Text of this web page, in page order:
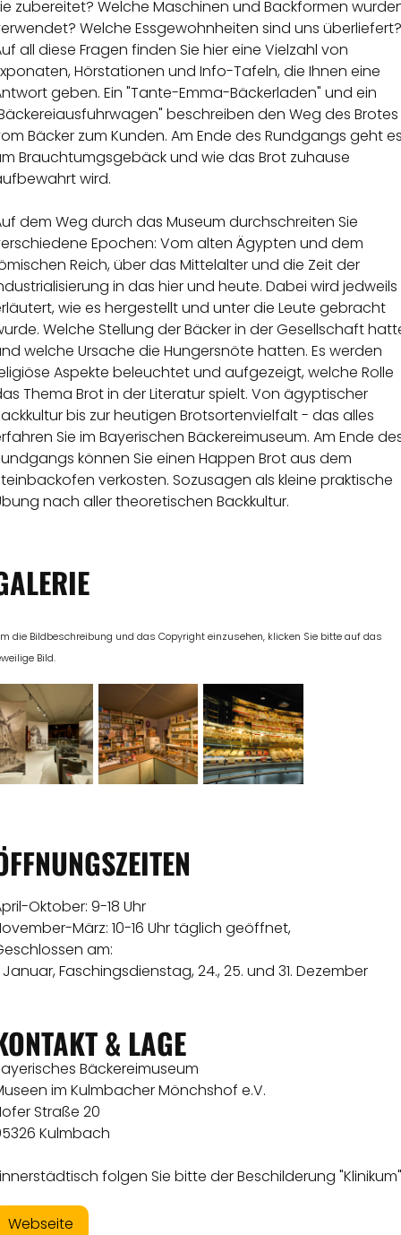
zubereitet? Welche Maschinen und Backformen
Welche Essgewohnheiten sind uns überliefert?
all diese Fragen finden Sie hier eine Vielzahl von
Hörstationen und Info-Tafeln, die Ihnen eine
geben. Ein "Tante-Emma-Bäckerladen" und ein
beschreiben den Weg des Brotes
Bäcker zum Kunden. Am Ende des Rundgangs geht
Brauchtumgsgebäck und wie das Brot zuhause
wird.
dem Weg durch das Museum durchschreiten Sie
Epochen: Vom alten Ägypten und dem
Reich, über das Mittelalter und die Zeit der
in das hier und heute. Dabei wird jedweils
wie es hergestellt und unter die Leute gebracht
Welche Stellung der Bäcker in der Gesellschaft
welche Ursache die Hungersnöte hatten. Es werden
Aspekte beleuchtet und aufgezeigt, welche Rolle
Thema Brot in der Literatur spielt. Von ägyptischer
bis zur heutigen Brotsortenvielfalt - das alles
Sie im Bayerischen Bäckereimuseum. Am Ende
können Sie einen Happen Brot aus dem
verkosten. Sozusagen als kleine praktische
nach aller theoretischen Backkultur.
die Bildbeschreibung und das Copyright einzusehen, klicken Sie bitte auf das
Bild.
Oktober: 9-18 Uhr
März: 10-16 Uhr täglich geöffnet,
am:
Januar, Faschingsdienstag, 24., 25. und 31. Dezember
& LAGE
Bäckereimuseum
im Kulmbacher Mönchshof e.V.
Straße 20
Kulmbach
folgen Sie bitte der Beschilderung
Webseite